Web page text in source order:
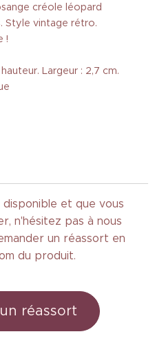
créole léopard
Style vintage rétro.
!
Largeur : 2,7 cm.
et que vous
n'hésitez pas à nous
un réassort en
du produit.
réassort